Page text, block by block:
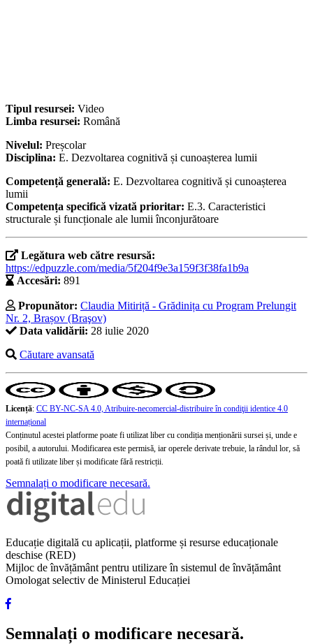
Tipul resursei: Video
Limba resursei: Română
Nivelul: Preșcolar
Disciplina: E. Dezvoltarea cognitivă și cunoașterea lumii
Competență generală: E. Dezvoltarea cognitivă și cunoașterea
lumii
Competența specifică vizată prioritar: E.3. Caracteristici
structurale și funcționale ale lumii înconjurătoare
Legătura web către resursă:
https://edpuzzle.com/media/5f204f9e3a159f3f38fa1b9a
Accesări: 891
Propunător: Claudia Mitiriță - Grădinița cu Program Prelungit
Nr. 2, Brașov (Braşov)
Data validării: 28 iulie 2020
Căutare avansată
Licență: CC BY-NC-SA 4.0, Atribuire-necomercial-distribuire în condiţii identice 4.0
internațional
Conținutul acestei platforme poate fi utilizat liber cu condiția menționării sursei și, unde e
posibil, a autorului. Modificarea este permisă, iar operele derivate trebuie, la rândul lor, să
poată fi utilizate liber și modificate fără restricții.
Semnalați o modificare necesară.
Educație digitală cu aplicații, platforme și resurse educaționale
deschise (RED)
Mijloc de învățământ pentru utilizare în sistemul de învățământ
Omologat selectiv de Ministerul Educației
Semnalați o modificare necesară.